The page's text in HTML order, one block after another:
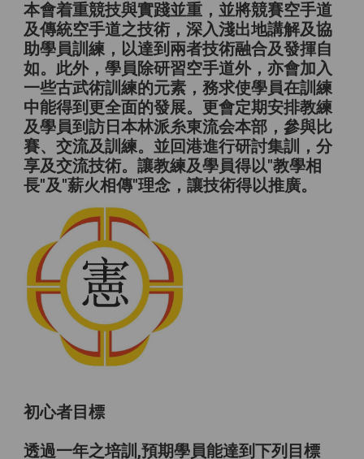
本會着重競技與實踐並重，並將競賽空手道
及傳統空手道之技術，深入淺出地講解及協
助學員訓練，以達到兩者技術融合及發揮自
如。此外，學員除研習空手道外，亦會加入
一些古武術訓練的元素，務求使學員在訓練
中能得到更全面的發展。更會定期安排教練
及學員到訪日本林派糸東流会本部，參與比
賽、交流及訓練。並回港進行研討集訓，分
享及交流技術。讓教練及學員得以"教學相
長"及"薪火相傳"理念，讓技術得以推廣。
初心者目標
透過一年之培訓,預期學員能達到下列目標